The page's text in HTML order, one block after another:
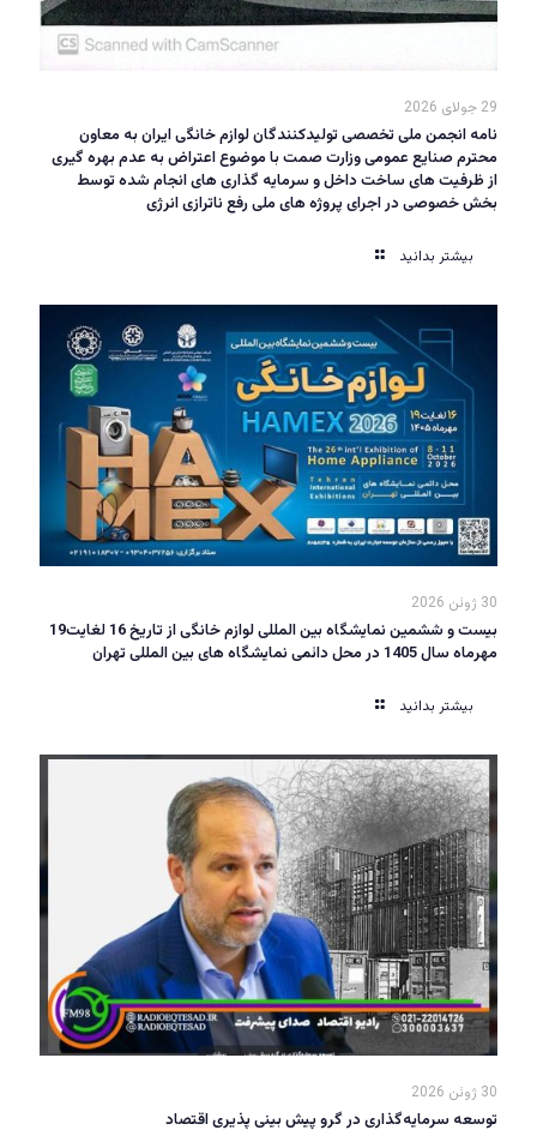
29 جولای 2026
نامه انجمن ملی تخصصی تولیدکنندگان لوازم خانگی ایران به معاون
محترم صنایع عمومی وزارت صمت با موضوع اعتراض به عدم بهره گیری
از ظرفیت های ساخت داخل و سرمایه گذاری های انجام شده توسط
بخش خصوصی در اجرای پروژه های ملی رفع ناترازی انرژی
بیشتر بدانید
30 ژوئن 2026
بیست و ششمین نمایشگاه بین المللی لوازم خانگی از تاریخ 16 لغایت19
مهرماه سال 1405 در محل دائمی نمایشگاه های بین المللی تهران
بیشتر بدانید
30 ژوئن 2026
توسعه سرمایه‌گذاری در گرو پیش بینی پذیری اقتصاد